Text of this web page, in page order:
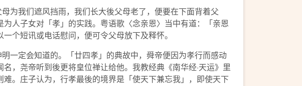
为我们遮风挡雨，我们长大後父母老了，便要在下面背着父
人子女对「孝」的实践。粤语歌〈念亲恩〉当中有道：「亲恩
个短讯或电话慰问，便可令父母放下及释怀。
一定会知道的。「廿四孝」的典故中，舜帝便因为孝行而感动
，尧帝听到後更将皇位禅让给他。我教经典《南华经·天运》里
。庄子认为，行孝最後的境界是「使天下兼忘我」，即使天下